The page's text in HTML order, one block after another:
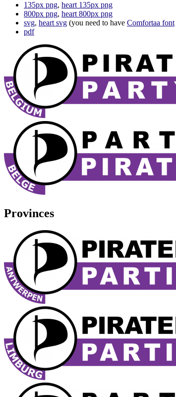
135px png, heart 135px png
800px png, heart 800px png
svg, heart svg (you need to have Comfortaa font
pdf
Provinces